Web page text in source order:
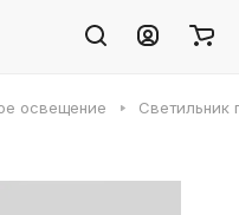
освещение Светильник